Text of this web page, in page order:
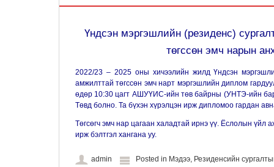
Үндсэн мэргэшлийн (резиденс)
төгссөн эмч нарын
2022/23 – 2025 оны хичээлийн жилд Үндсэн
амжилттай төгссөн эмч нарт мэргэшлийн диплом
өдөр 10:30 цагт АШУҮИС-ийн төв байрны (УНТЭ-ийн
Төвд болно. Та бүхэн хүрэлцэн ирж дипломоо гардан
Төгсөгч эмч нар цагаан халадтай ирнэ үү. Ёслолын үйл
ирж бэлтгэл хангана уу.
admin Posted in Мэдээ, Резиденсийн